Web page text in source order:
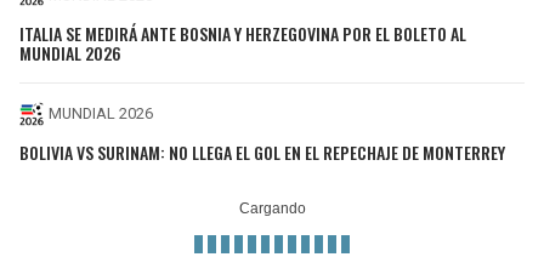
ITALIA SE MEDIRÁ ANTE BOSNIA Y HERZEGOVINA POR EL BOLETO AL
MUNDIAL 2026
MUNDIAL 2026
BOLIVIA VS SURINAM: NO LLEGA EL GOL EN EL REPECHAJE DE MONTERREY